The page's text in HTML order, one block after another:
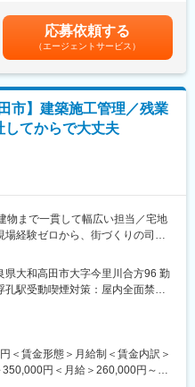
た地域密着型の事業展開
理のない工程管理が可能
きる育成環境
ライフバランス良好
境で業務に集中できます。
名／50代：2名）
中。少人数のため、判断や相談が
が揃っています。年齢に関係な
を通じて上下する可能性がありま
めた表記です。
応募依頼する
（エージェントサービス）
市】建築施工管理／残業
してからで大丈夫
まで一貫して幅広い担当／宅地
経験ゼロから、街づくりの司令
業。鉄の総合商社としてあらゆ
た。また、受注を担う「鉄材
・鉄骨施工図の作成を行う「工
心とした「不動産部」・様々な建
」と、幅広い事業を展開してい
県大和高田市大字今里川合方96 勤
駅受動喫煙対策：屋内全面禁煙
＜賃金形態＞月給制＜賃金内訳＞
円＜月給＞260,000円～